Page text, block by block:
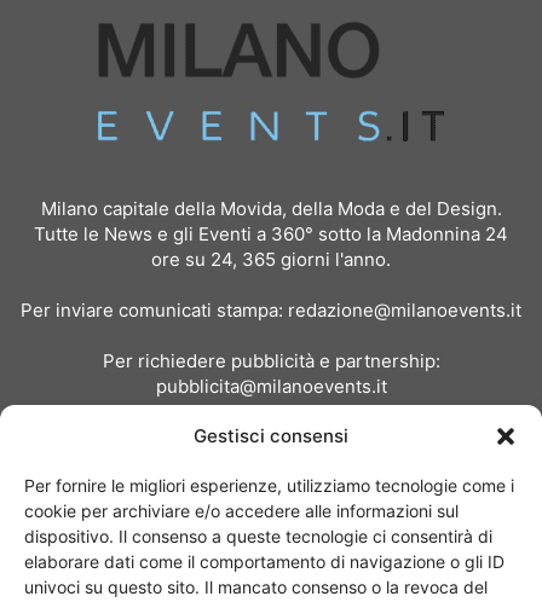
Gestisci consensi
Per fornire le migliori esperienze, utilizziamo tecnologie come i
cookie per archiviare e/o accedere alle informazioni sul
dispositivo. Il consenso a queste tecnologie ci consentirà di
elaborare dati come il comportamento di navigazione o gli ID
univoci su questo sito. Il mancato consenso o la revoca del
Milano capitale della Movida, della Moda e del Design.
Tutte le News e gli Eventi a 360° sotto la Madonnina 24
ore su 24, 365 giorni l'anno.
Per inviare comunicati stampa: redazione@milanoevents.it
Per richiedere pubblicità e partnership:
pubblicita@milanoevents.it